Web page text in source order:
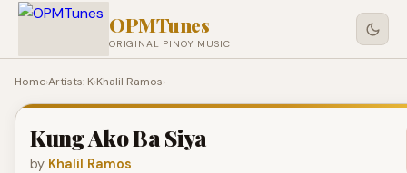
OPMTunes
ORIGINAL PINOY MUSIC
Home›Artists: K›Khalil Ramos›
Kung Ako Ba Siya
by Khalil Ramos